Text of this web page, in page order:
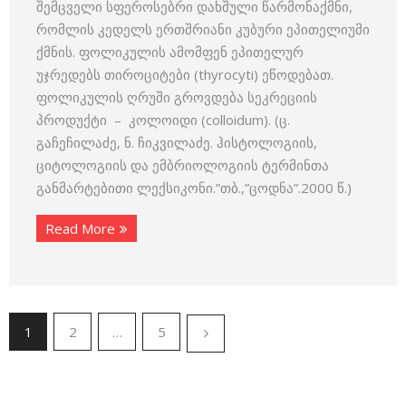
შემცველი სფეროსებრი დახშული წარმონაქმნი,
რომლის კედელს ერთშრიანი კუბური ეპითელიუმი
ქმნის. ფოლიკულის ამომფენ ეპითელურ
უჯრედებს თიროციტები (thyrocyti) ეწოდებათ.
ფოლიკულის ღრუში გროვდება სეკრეციის
პროდუქტი – კოლოიდი (colloidum). (ც.
გაჩეჩილაძე, ნ. ჩიკვილაძე. ჰისტოლოგიის,
ციტოლოგიის და ემბრიოლოგიის ტერმინთა
განმარტებითი ლექსიკონი.”თბ.,”ცოდნა”.2000 წ.)
Read More
1 2 … 5